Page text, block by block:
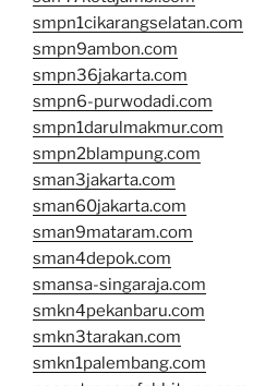
smpn1cikarangselatan.com
smpn9ambon.com
smpn36jakarta.com
smpn6-purwodadi.com
smpn1darulmakmur.com
smpn2blampung.com
sman3jakarta.com
sman60jakarta.com
sman9mataram.com
sman4depok.com
smansa-singaraja.com
smkn4pekanbaru.com
smkn3tarakan.com
smkn1palembang.com